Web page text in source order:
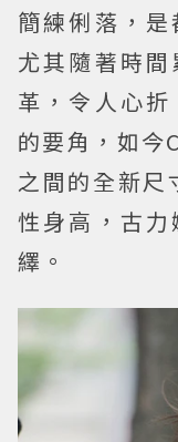
簡練俐落，是
尤其隨著時
革，令人心
的要角，如今
之間的全新尺
性身高，古
繹。